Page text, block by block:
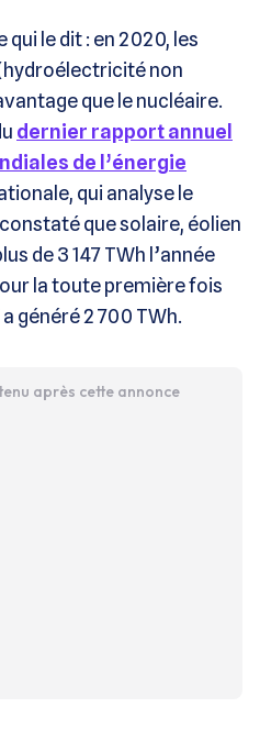
qui le dit : en 2020, les
non
que le nucléaire.
dernier rapport annuel
de l’énergie
qui analyse le
que solaire, éolien
de 3 147 TWh l’année
la toute première fois
a généré 2 700 TWh.
après cette annonce